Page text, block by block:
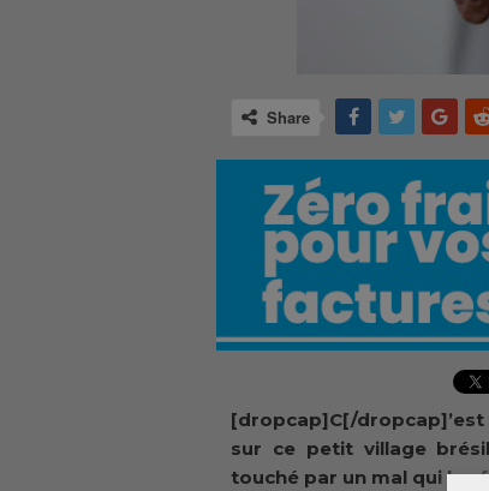
Share
[dropcap]C[/
sur ce petit village
touché par un mal qui